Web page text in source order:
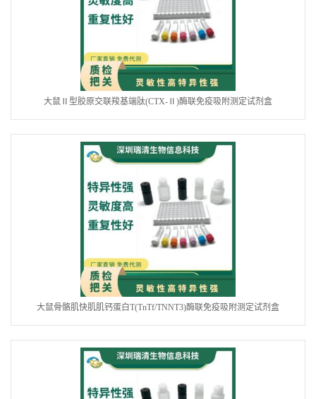
大鼠Ⅱ型胶原交联羧基端肽(CTX-Ⅱ)酶联免疫吸附测定试剂盒
大鼠骨骼肌快肌肌钙蛋白T(TnTf/TNNT3)酶联免疫吸附测定试剂盒